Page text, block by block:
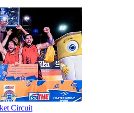
Circuit